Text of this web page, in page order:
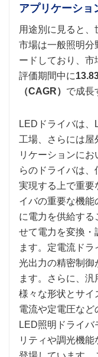
アプリケーショ
用途別に見ると
市場は一般照明分
ードしており、市
評価期間中に
（CAGR） で成長
LEDドライバは、
工場、さらには
リケーションに
らのドライバは
実現する上で重要
イバの重要な機
に電力を供給する
せて電力を変換・
ます。定電流ドラ
光出力の精密制御
ます。さらに、汎
様々な形状とサイ
電流や定電圧など
LED照明ドライ
リティや調光機